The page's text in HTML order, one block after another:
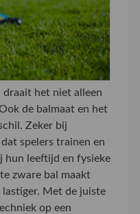
draait het niet alleen
de balmaat en het
Zeker bij
spelers trainen en
hun leeftijd en fysieke
zware bal maakt
lastiger. Met de juiste
op een